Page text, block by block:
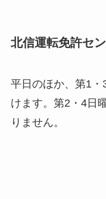
北信運転免許セ
平日のほか、第1
けます。第2・4日
りません。